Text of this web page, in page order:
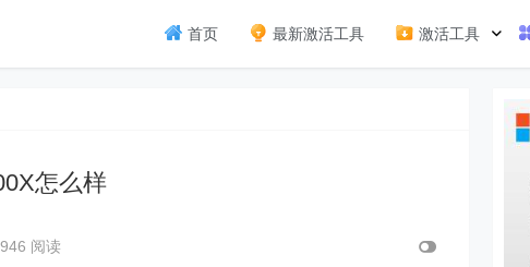
首页 最新激活工具 激活工具
怎么样
946 阅读